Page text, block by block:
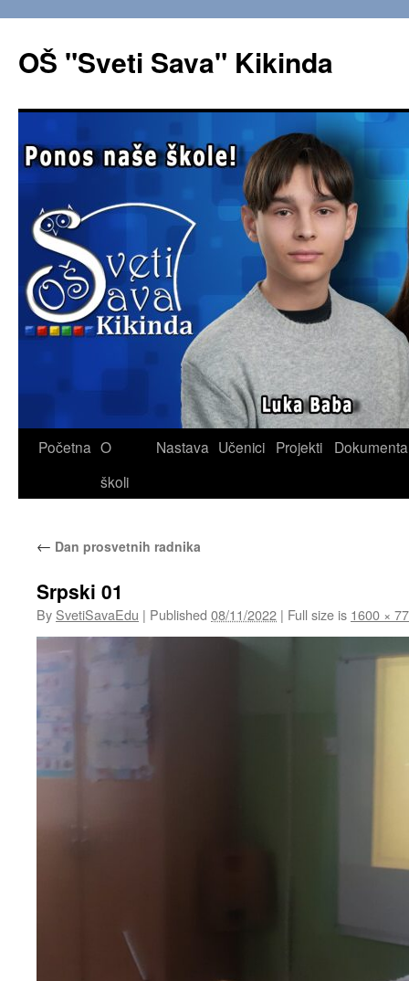
OŠ "Sveti Sava" Kikinda
Skip
Početna O
školi
Nastava Učenici Projekti Dokumenta
← Dan prosvetnih radnika
Srpski 01
By SvetiSavaEdu | Published 08/11/2022 | Full size is 1600 ×